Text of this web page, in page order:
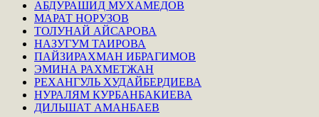
АБДУРАШИД МУХАМЕДОВ
МАРАТ НОРУЗОВ
ТОЛУНАЙ АЙСАРОВА
НАЗУГУМ ТАИРОВА
ПАЙЗИРАХМАН ИБРАГИМОВ
ЭМИНА РАХМЕТЖАН
РЕХАНГУЛЬ ХУДАЙБЕРДИЕВА
НУРАЛЯМ КУРБАНБАКИЕВА
ДИЛЬШАТ АМАНБАЕВ